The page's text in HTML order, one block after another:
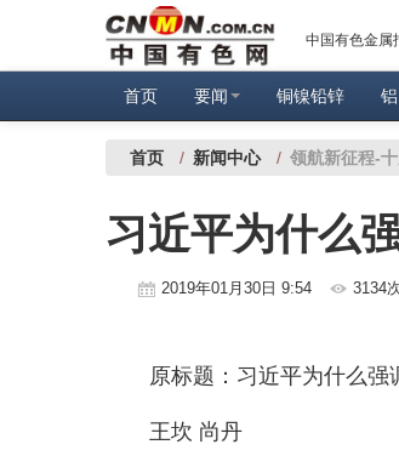
中国有色金属
首页 要闻 铜镍铅锌 铝
首页 / 新闻中心 / 领航新征程-
习近平为什么
2019年01月30日 9:54 3134
原标题：习近平为什么强
王坎 尚丹